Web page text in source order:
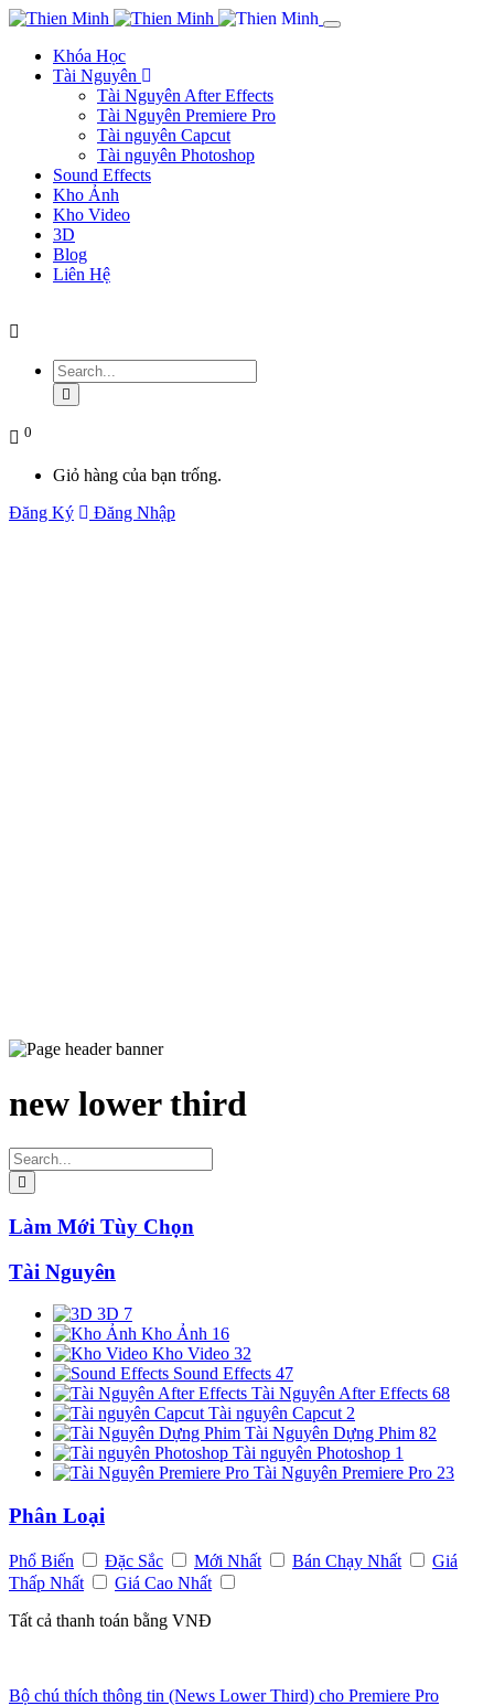
Khóa Học
Tài Nguyên
Tài Nguyên After Effects
Tài Nguyên Premiere Pro
Tài nguyên Capcut
Tài nguyên Photoshop
Sound Effects
Kho Ảnh
Kho Video
3D
Blog
Liên Hệ
0
Giỏ hàng của bạn trống.
Đăng Ký
Đăng Nhập
new lower third
Làm Mới Tùy Chọn
Tài Nguyên
3D 7
Kho Ảnh 16
Kho Video 32
Sound Effects 47
Tài Nguyên After Effects 68
Tài nguyên Capcut 2
Tài Nguyên Dựng Phim 82
Tài nguyên Photoshop 1
Tài Nguyên Premiere Pro 23
Phân Loại
Phổ Biến Đặc Sắc Mới Nhất Bán Chạy Nhất
Giá
Thấp Nhất
Giá Cao Nhất
Tất cả thanh toán bằng VNĐ
Bộ chú thích thông tin (News Lower Third) cho Premiere Pro